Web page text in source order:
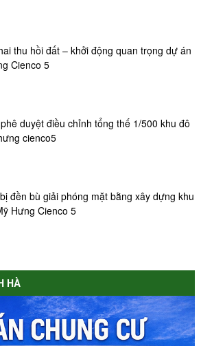
thu hồi đất – khởi động quan trọng dự án
Cienco 5
duyệt điều chỉnh tổng thế 1/500 khu đô
cienco5
đền bù giải phóng mặt bằng xây dựng khu
Hưng Cienco 5
HÀ